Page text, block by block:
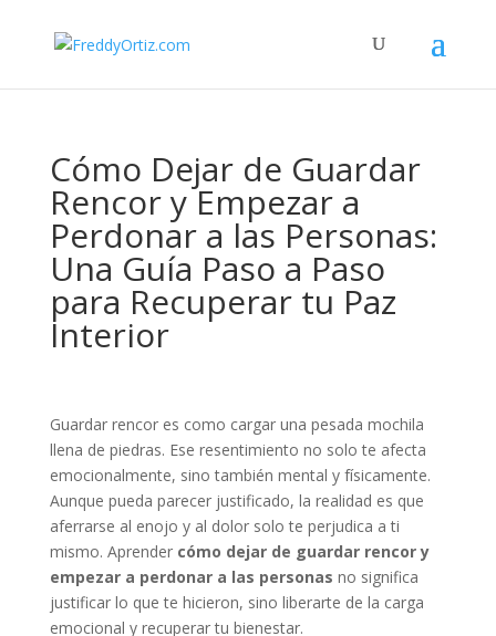
Cómo Dejar de Guardar
Rencor y Empezar a
Perdonar a las Personas:
Una Guía Paso a Paso
para Recuperar tu Paz
Interior
Guardar rencor es como cargar una pesada mochila
llena de piedras. Ese resentimiento no solo te afecta
emocionalmente, sino también mental y físicamente.
Aunque pueda parecer justificado, la realidad es que
aferrarse al enojo y al dolor solo te perjudica a ti
mismo. Aprender cómo dejar de guardar rencor y
empezar a perdonar a las personas no significa
justificar lo que te hicieron, sino liberarte de la carga
emocional y recuperar tu bienestar.